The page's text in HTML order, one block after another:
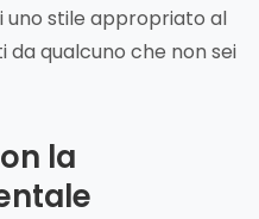
uno stile appropriato al
qualcuno che non sei
la